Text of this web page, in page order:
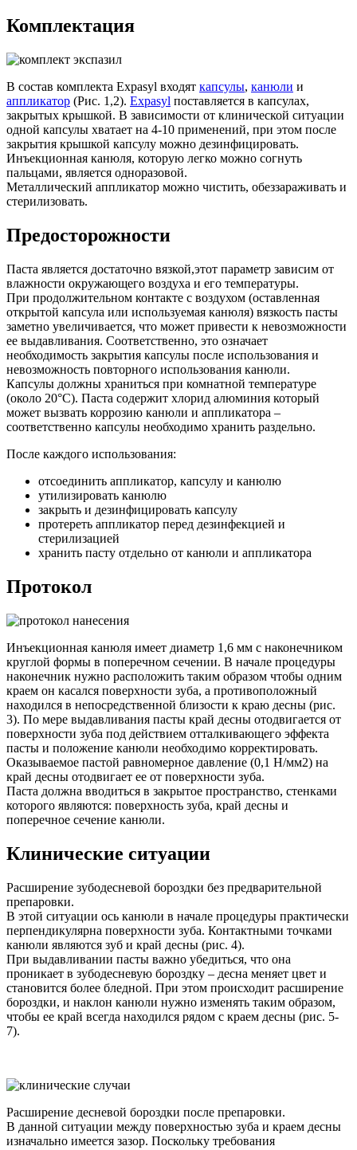
Комплектация
В состав комплекта Expasyl входят капсулы, канюли и
аппликатор (Рис. 1,2). Expasyl поставляется в капсулах,
закрытых крышкой. В зависимости от клинической ситуации
одной капсулы хватает на 4-10 применений, при этом после
закрытия крышкой капсулу можно дезинфицировать.
Инъекционная канюля, которую легко можно согнуть
пальцами, является одноразовой.
Металлический аппликатор можно чистить, обеззараживать и
стерилизовать.
Предосторожности
Паста является достаточно вязкой,этот параметр зависим от
влажности окружающего воздуха и его температуры.
При продолжительном контакте с воздухом (оставленная
открытой капсула или используемая канюля) вязкость пасты
заметно увеличивается, что может привести к невозможности
ее выдавливания. Соответственно, это означает
необходимость закрытия капсулы после использования и
невозможность повторного использования канюли.
Капсулы должны храниться при комнатной температуре
(около 20°C). Паста содержит хлорид алюминия который
может вызвать коррозию канюли и аппликатора –
соответственно капсулы необходимо хранить раздельно.
После каждого использования:
отсоединить аппликатор, капсулу и канюлю
утилизировать канюлю
закрыть и дезинфицировать капсулу
протереть аппликатор перед дезинфекцией и
стерилизацией
хранить пасту отдельно от канюли и аппликатора
Протокол
Инъекционная канюля имеет диаметр 1,6 мм с наконечником
круглой формы в поперечном сечении. В начале процедуры
наконечник нужно расположить таким образом чтобы одним
краем он касался поверхности зуба, а противоположный
находился в непосредственной близости к краю десны (рис.
3). По мере выдавливания пасты край десны отодвигается от
поверхности зуба под действием отталкивающего эффекта
пасты и положение канюли необходимо корректировать.
Оказываемое пастой равномерное давление (0,1 Н/мм2) на
край десны отодвигает ее от поверхности зуба.
Паста должна вводиться в закрытое пространство, стенками
которого являются: поверхность зуба, край десны и
поперечное сечение канюли.
Клинические ситуации
Расширение зубодесневой бороздки без предварительной
препаровки.
В этой ситуации ось канюли в начале процедуры практически
перпендикулярна поверхности зуба. Контактными точками
канюли являются зуб и край десны (рис. 4).
При выдавливании пасты важно убедиться, что она
проникает в зубодесневую бороздку – десна меняет цвет и
становится более бледной. При этом происходит расширение
бороздки, и наклон канюли нужно изменять таким образом,
чтобы ее край всегда находился рядом с краем десны (рис. 5-
7).
Расширение десневой бороздки после препаровки.
В данной ситуации между поверхностью зуба и краем десны
изначально имеется зазор. Поскольку требования